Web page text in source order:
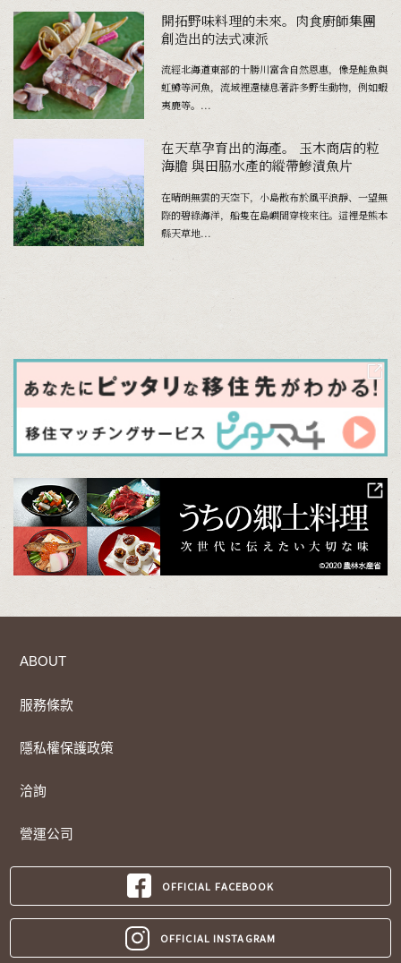
開拓野味料理的未來。肉食廚師集團
創造出的法式凍派
流經北海道東部的十勝川富含自然恩惠，像是鮭魚與
虹鱒等河魚，流域裡還棲息著許多野生動物，例如蝦
夷鹿等。...
在天草孕育出的海產。 玉木商店的粒
海膽 與田脇水產的縱帶鰺漬魚片
在晴朗無雲的天空下，小島散布於風平浪靜、一望無
際的碧綠海洋，船隻在島嶼間穿梭來往。這裡是熊本
縣天草地...
ABOUT
服務條款
隱私權保護政策
洽詢
營運公司
OFFICIAL FACEBOOK
OFFICIAL INSTAGRAM